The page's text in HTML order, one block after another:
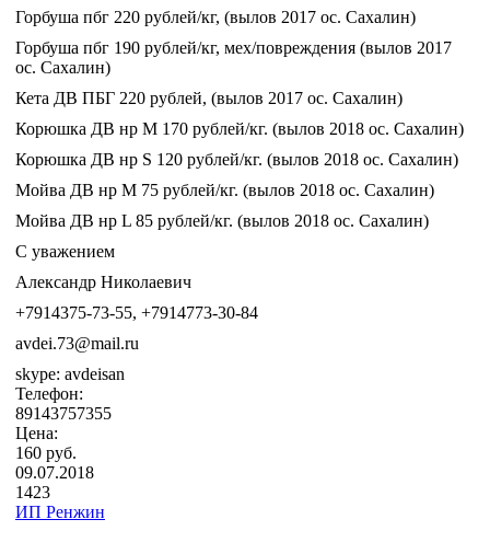
Горбуша пбг 220 рублей/кг, (вылов 2017 ос. Сахалин)
Горбуша пбг 190 рублей/кг, мех/повреждения (вылов 2017
ос. Сахалин)
Кета ДВ ПБГ 220 рублей, (вылов 2017 ос. Сахалин)
Корюшка ДВ нр М 170 рублей/кг. (вылов 2018 ос. Сахалин)
Корюшка ДВ нр S 120 рублей/кг. (вылов 2018 ос. Сахалин)
Мойва ДВ нр M 75 рублей/кг. (вылов 2018 ос. Сахалин)
Мойва ДВ нр L 85 рублей/кг. (вылов 2018 ос. Сахалин)
C уважением
Александр Николаевич
+7914375-73-55, +7914773-30-84
avdei.73@mail.ru
skype: avdeisan
Телефон:
89143757355
Цена:
160 руб.
09.07.2018
1423
ИП Ренжин